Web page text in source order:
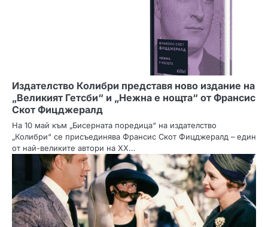
Издателство Колибри представя ново издание на
„Великият Гетсби“ и „Нежна е нощта“ от Франсис
Скот Фицджералд
На 10 май към „Бисерната поредица“ на издателство
„Колибри“ се присъединява Франсис Скот Фицджералд – един
от най-великите автори на XX…